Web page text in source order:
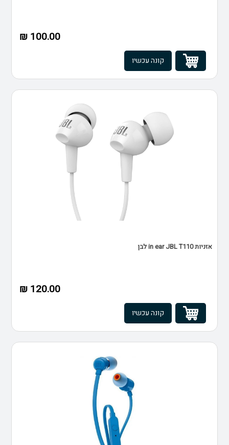
100.00 ₪
קונה עכשיו
אזניות in ear JBL T110 לבן
120.00 ₪
קונה עכשיו